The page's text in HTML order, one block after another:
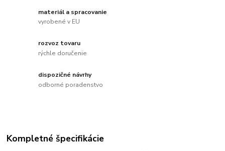
materiál a spracovanie
vyrobené v EU
rozvoz tovaru
rýchle doručenie
dispozičné návrhy
odborné poradenstvo
Kompletné špecifikácie